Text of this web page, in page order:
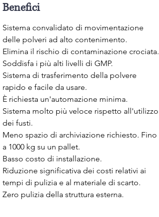
Benefici
Sistema convalidato di movimentazione
delle polveri ad alto contenimento.
Elimina il rischio di contaminazione crociata.
Soddisfa i più alti livelli di GMP.
Sistema di trasferimento della polvere
rapido e facile da usare.
È richiesta un'automazione minima.
Sistema molto più veloce rispetto all'utilizzo
dei fusti.
Meno spazio di archiviazione richiesto. Fino
a 1000 kg su un pallet.
Basso costo di installazione.
Riduzione significativa dei costi relativi ai
tempi di pulizia e al materiale di scarto.
Zero pulizia della struttura esterna.